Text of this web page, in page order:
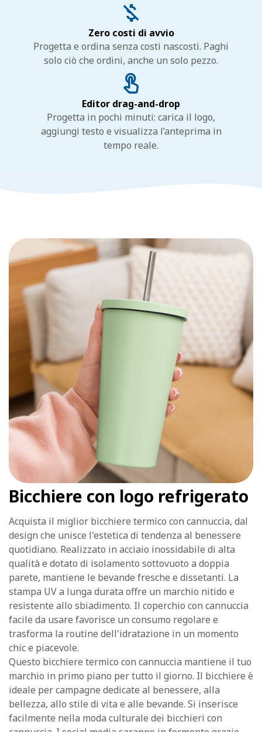
Zero costi di avvio
Progetta e ordina senza costi nascosti. Paghi
solo ciò che ordini, anche un solo pezzo.
Editor drag-and-drop
Progetta in pochi minuti: carica il logo,
aggiungi testo e visualizza l’anteprima in
tempo reale.
Bicchiere con logo refrigerato
Acquista il miglior bicchiere termico con cannuccia, dal
design che unisce l'estetica di tendenza al benessere
quotidiano. Realizzato in acciaio inossidabile di alta
qualità e dotato di isolamento sottovuoto a doppia
parete, mantiene le bevande fresche e dissetanti. La
stampa UV a lunga durata offre un marchio nitido e
resistente allo sbiadimento. Il coperchio con cannuccia
facile da usare favorisce un consumo regolare e
trasforma la routine dell'idratazione in un momento
chic e piacevole.
Questo bicchiere termico con cannuccia mantiene il tuo
marchio in primo piano per tutto il giorno. Il bicchiere è
ideale per campagne dedicate al benessere, alla
bellezza, allo stile di vita e alle bevande. Si inserisce
facilmente nella moda culturale dei bicchieri con